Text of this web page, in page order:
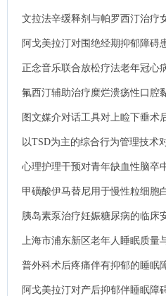
及对患者应对方式和自尊的影响.
文拉法辛缓释剂与帕罗西汀治疗
者心理状态的影响.
阿戈美拉汀对围绝经期抑郁障碍
睡眠质量的影响分析.
正念音乐联合放松疗法老年冠心
氟西汀辅助治疗糜烂溃疡性口腔
绪及生活质量的影响.
图文媒介对话工具对上睑下垂术
响.
以TSD为主的综合行为管理技术
激、行为表现及焦虑恐惧心理的
心理护理干预对青年缺血性脑卒
甲磺酸伊马替尼用于慢性粒细胞
郁、焦虑评分影响.
胰岛素泵治疗妊娠糖尿病的临床
影响.
上海市浦东新区老年人睡眠质量
普外科术后疼痛伴有抑郁的睡眠
知功能损害的关系.
阿戈美拉汀对产后抑郁伴睡眠障